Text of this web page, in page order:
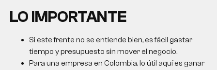
LO IMPORTANTE
Si este frente no se entiende bien, es fácil gastar
tiempo y presupuesto sin mover el negocio.
Para una empresa en Colombia, lo útil aquí es ganar